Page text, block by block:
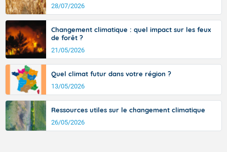
28/07/2026
Changement climatique : quel impact sur les feux
de forêt ?
21/05/2026
Quel climat futur dans votre région ?
13/05/2026
Ressources utiles sur le changement climatique
26/05/2026